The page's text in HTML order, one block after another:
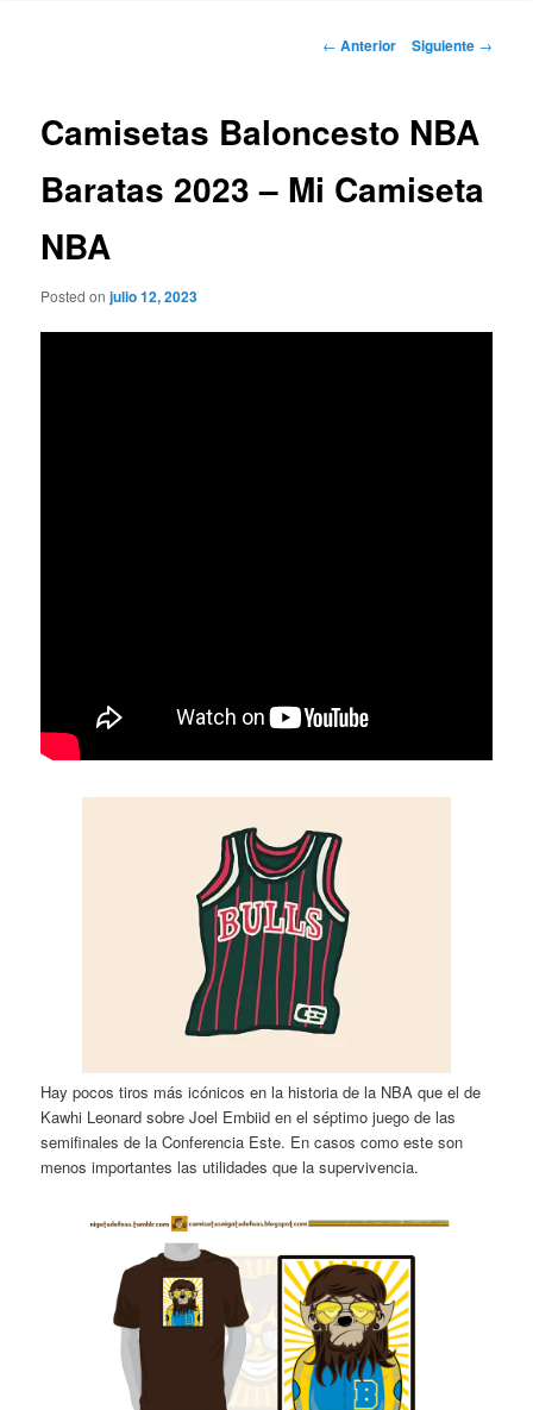
Navegación
← Anterior Siguiente →
Camisetas Baloncesto NBA
Baratas 2023 – Mi Camiseta
NBA
Posted onjulio 12, 2023
Hay pocos tiros más icónicos en la historia de la NBA que el de
Kawhi Leonard sobre Joel Embiid en el séptimo juego de las
semifinales de la Conferencia Este. En casos como este son
menos importantes las utilidades que la supervivencia.